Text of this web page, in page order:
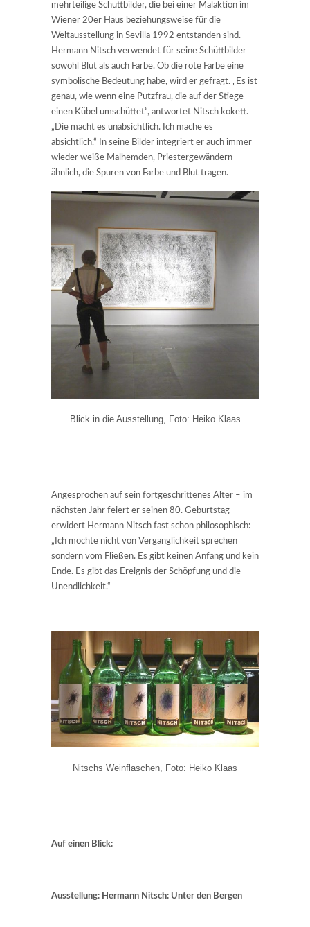
mehrteilige Schüttbilder, die bei einer Malaktion im
Wiener 20er Haus beziehungsweise für die
Weltausstellung in Sevilla 1992 entstanden sind.
Hermann Nitsch verwendet für seine Schüttbilder
sowohl Blut als auch Farbe. Ob die rote Farbe eine
symbolische Bedeutung habe, wird er gefragt. „Es ist
genau, wie wenn eine Putzfrau, die auf der Stiege
einen Kübel umschüttet“, antwortet Nitsch kokett.
„Die macht es unabsichtlich. Ich mache es
absichtlich.“ In seine Bilder integriert er auch immer
wieder weiße Malhemden, Priestergewändern
ähnlich, die Spuren von Farbe und Blut tragen.
Blick in die Ausstellung, Foto: Heiko Klaas
Angesprochen auf sein fortgeschrittenes Alter – im
nächsten Jahr feiert er seinen 80. Geburtstag –
erwidert Hermann Nitsch fast schon philosophisch:
„Ich möchte nicht von Vergänglichkeit sprechen
sondern vom Fließen. Es gibt keinen Anfang und kein
Ende. Es gibt das Ereignis der Schöpfung und die
Unendlichkeit.“
Nitschs Weinflaschen, Foto: Heiko Klaas
Auf einen Blick:
Ausstellung: Hermann Nitsch: Unter den Bergen